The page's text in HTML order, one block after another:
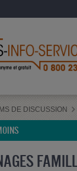
DE DISCUSSION